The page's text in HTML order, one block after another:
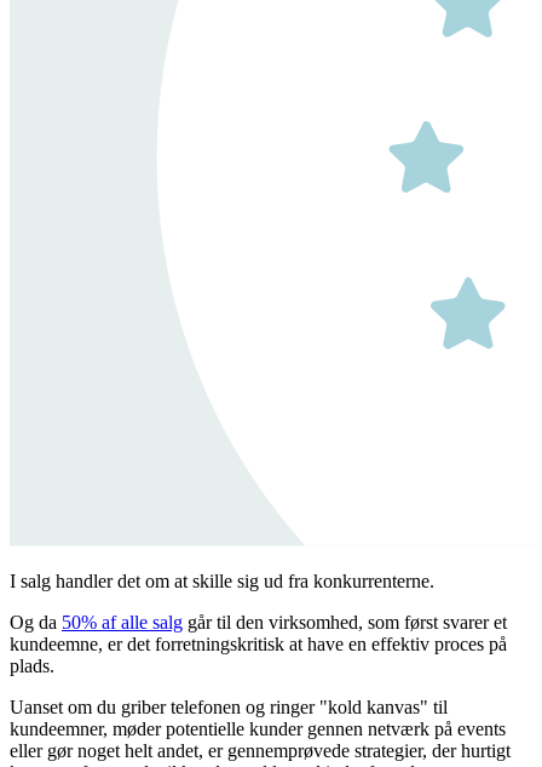
I salg handler det om at skille sig ud fra konkurrenterne.
Og da 50% af alle salg går til den virksomhed, som først svarer et
kundeemne, er det forretningskritisk at have en effektiv proces på
plads.
Uanset om du griber telefonen og ringer "kold kanvas" til
kundeemner, møder potentielle kunder gennen netværk på events
eller gør noget helt andet, er gennemprøvede strategier, der hurtigt